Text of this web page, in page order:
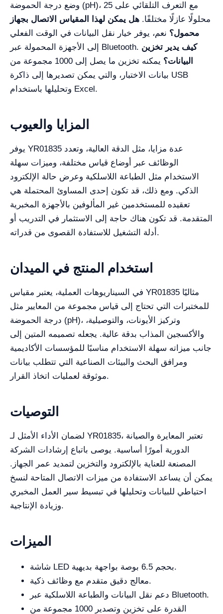
وضع درجة الحموضة (pH)، مع التعرف التلقائي على 25
محلولًا عازلًا مختلفًا. هل يمكن لهذا المقياس الاتصال بجهاز
محمول؟ نعم، يوفر خيار نقل البيانات في الوقت الفعلي
إلى الأجهزة المحمولة عبر Bluetooth. كيف يدير تخزين
البيانات؟
يمكنه تخزين ما يصل إلى 1000 مجموعة من
بيانات الاختبار، والتي يمكن تصديرها إلى ذاكرة USB
وتحليلها باستخدام Excel.
المزايا والعيوب
يوفر YR01835 عدة مزايا، مثل الدقة العالية، وتعدد
الوظائف عبر أوضاع قياس مختلفة، وميزات سهلة
الاستخدام مثل الطباعة اللاسلكية وعرض حالة الإلكترود
الذكي. ومع ذلك، قد تكون إحدى المساوئ المحتملة هي
تعقيده للمستخدمين غير المألوفين بالأجهزة المخبرية
المتقدمة. قد تكون هناك حاجة إلى الاستثمار في التدريب أو
أدلة التشغيل للاستفادة القصوى من قدراته.
استخدام المنتج في الميدان
في السيناريوهات العملية، يعتبر مقياس YR01835 مثاليًا
للمختبرات التي تحتاج إلى قياس مجموعة من المعايير مثل
درجة الحموضة (pH)، وتركيز الأيونات، والتوصيلية،
والأكسجين المذاب بدقة عالية. يجعله تصميمه المتين إلى
جانب ميزاته سهلة الاستخدام مناسبًا للمؤسسات الأكاديمية
ومرافق البحث والبيئات الصناعية التي تتطلب بيانات
موثوقة لعمليات اتخاذ القرار.
التوصيات
لضمان الأداء الأمثل لـ YR01835، تعتبر المعايرة والصيانة
الدورية أمورًا أساسية. يوصى باتباع إرشادات الشركة
المصنعة للعناية بالإلكترود والتخزين لتمديد عمر الجهاز.
يمكن أن يساعد الاستفادة من ميزات الاتصال المتاحة لنسخ
احتياطي للبيانات وتحليلها في تبسيط سير العمل المخبري
وزيادة الإنتاجية.
الميزات
شاشة LED بحجم 6.5 بوصة بواجهة بديهية.
معالج دقيق متقدم مع وظائف ذكية.
دعم نقل البيانات والطباعة اللاسلكية عبر Bluetooth.
القدرة على تخزين وتصدير 1000 مجموعة من